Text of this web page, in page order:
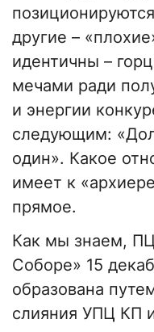
другие –
идентичны –
мечами ради
и энергии
следующим:
один». Какое
имеет к
прямое.
Как мы знаем,
Соборе» 15
образована
слияния УПЦ КП